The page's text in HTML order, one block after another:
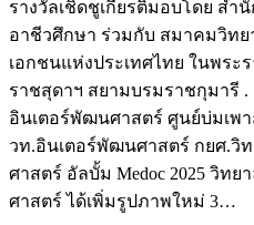
รางวัลเชิดชูเกียรติมอบโดย สำ
อาชีวศึกษา ร่วมกับ สมาคมวิท
เอกชนแห่งประเทศไทย ในพระ
ราชสุดาฯ สยามบรมราชกุมารี .
อินเตอร์พัฒนศาสตร์ ศูนย์บ่มเพ
วท.อินเตอร์พัฒนศาสตร์ กยศ.วิ
ศาสตร์ อัลบั้ม Medoc 2025 วิท
ศาสตร์ ได้เพิ่มรูปภาพใหม่ 3…